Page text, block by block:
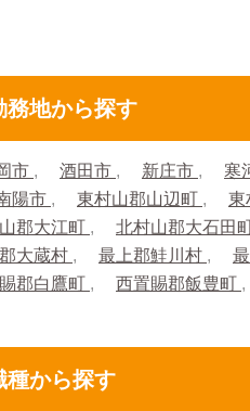
務地から探す
市 酒田市 新庄市 寒
陽市 東村山郡山辺町 東
郡大江町 北村山郡大石田
大蔵村 最上郡鮭川村
郡白鷹町 西置賜郡飯豊町
種から探す